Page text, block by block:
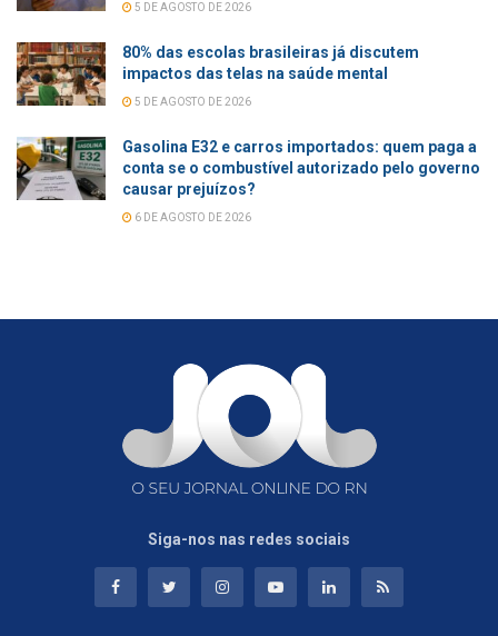
5 DE AGOSTO DE 2026
80% das escolas brasileiras já discutem
impactos das telas na saúde mental
5 DE AGOSTO DE 2026
Gasolina E32 e carros importados: quem paga a
conta se o combustível autorizado pelo governo
causar prejuízos?
6 DE AGOSTO DE 2026
Siga-nos nas redes sociais